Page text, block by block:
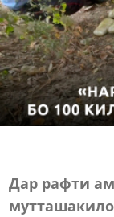
Дар рафти